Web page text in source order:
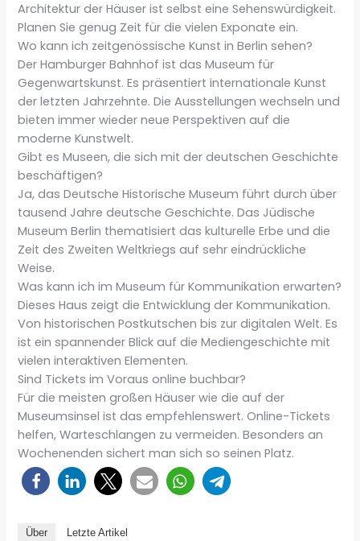
Architektur der Häuser ist selbst eine Sehenswürdigkeit.
Planen Sie genug Zeit für die vielen Exponate ein.
Wo kann ich zeitgenössische Kunst in Berlin sehen?
Der Hamburger Bahnhof ist das Museum für
Gegenwartskunst. Es präsentiert internationale Kunst
der letzten Jahrzehnte. Die Ausstellungen wechseln und
bieten immer wieder neue Perspektiven auf die
moderne Kunstwelt.
Gibt es Museen, die sich mit der deutschen Geschichte
beschäftigen?
Ja, das Deutsche Historische Museum führt durch über
tausend Jahre deutsche Geschichte. Das Jüdische
Museum Berlin thematisiert das kulturelle Erbe und die
Zeit des Zweiten Weltkriegs auf sehr eindrückliche
Weise.
Was kann ich im Museum für Kommunikation erwarten?
Dieses Haus zeigt die Entwicklung der Kommunikation.
Von historischen Postkutschen bis zur digitalen Welt. Es
ist ein spannender Blick auf die Mediengeschichte mit
vielen interaktiven Elementen.
Sind Tickets im Voraus online buchbar?
Für die meisten großen Häuser wie die auf der
Museumsinsel ist das empfehlenswert. Online-Tickets
helfen, Warteschlangen zu vermeiden. Besonders an
Wochenenden sichert man sich so seinen Platz.
Über Letzte Artikel